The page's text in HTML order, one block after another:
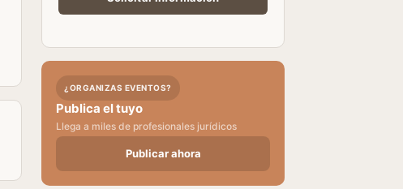
¿ORGANIZAS EVENTOS?
Publica el tuyo
Llega a miles de profesionales jurídicos
Publicar ahora